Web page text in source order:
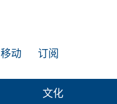
订阅
移动
文化